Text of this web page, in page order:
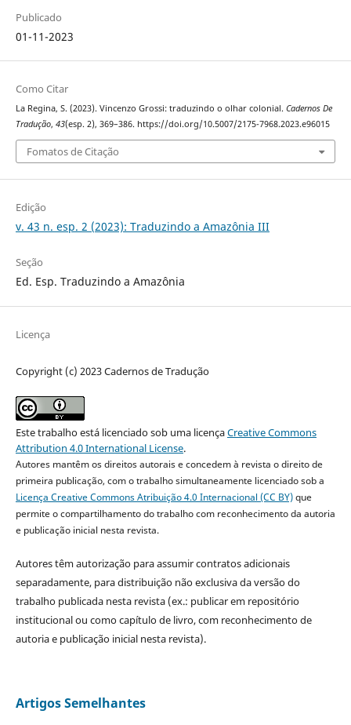
Publicado
01-11-2023
Como Citar
La Regina, S. (2023). Vincenzo Grossi: traduzindo o olhar colonial. Cadernos De
Tradução, 43(esp. 2), 369–386. https://doi.org/10.5007/2175-7968.2023.e96015
Fomatos de Citação
Edição
v. 43 n. esp. 2 (2023): Traduzindo a Amazônia III
Seção
Ed. Esp. Traduzindo a Amazônia
Licença
Copyright (c) 2023 Cadernos de Tradução
Este trabalho está licenciado sob uma licençaCreative Commons
Attribution 4.0 International License.
Autores mantêm os direitos autorais e concedem à revista o direito de
primeira publicação, com o trabalho simultaneamente licenciado sob a
Licença Creative Commons Atribuição 4.0 Internacional (CC BY)que
permite o compartilhamento do trabalho com reconhecimento da autoria
e publicação inicial nesta revista.
Autores têm autorização para assumir contratos adicionais
separadamente, para distribuição não exclusiva da versão do
trabalho publicada nesta revista (ex.: publicar em repositório
institucional ou como capítulo de livro, com reconhecimento de
autoria e publicação inicial nesta revista).
Artigos Semelhantes